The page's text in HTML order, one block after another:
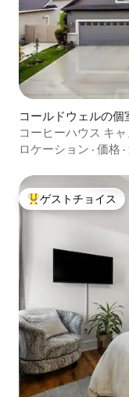
コールドウェルの個
コーヒ
ロケーション · 価格 ·
大好評のゲストチョ
ゲストチョイス